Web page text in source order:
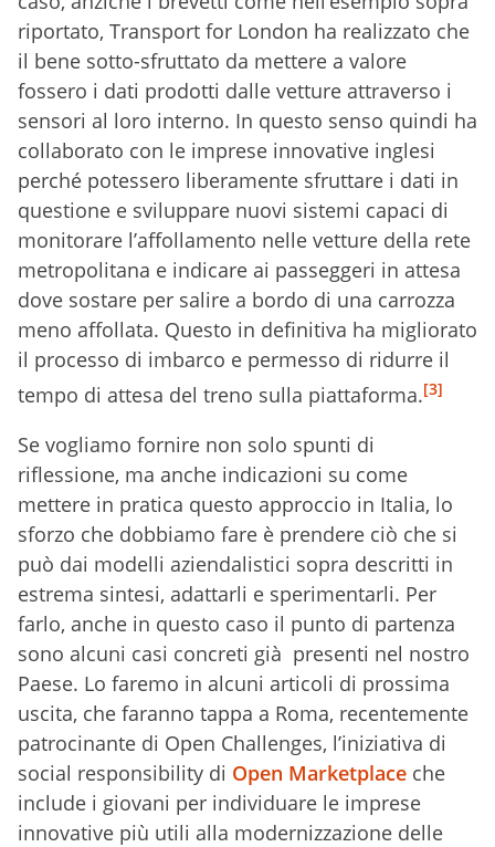
riportato, Transport for London ha realizzato che
il bene sotto-sfruttato da mettere a valore
fossero i dati prodotti dalle vetture attraverso i
sensori al loro interno. In questo senso quindi ha
collaborato con le imprese innovative inglesi
perché potessero liberamente sfruttare i dati in
questione e sviluppare nuovi sistemi capaci di
monitorare l’affollamento nelle vetture della rete
metropolitana e indicare ai passeggeri in attesa
dove sostare per salire a bordo di una carrozza
meno affollata. Questo in definitiva ha migliorato
il processo di imbarco e permesso di ridurre il
tempo di attesa del treno sulla piattaforma.[3]
Se vogliamo fornire non solo spunti di
riflessione, ma anche indicazioni su come
mettere in pratica questo approccio in Italia, lo
sforzo che dobbiamo fare è prendere ciò che si
può dai modelli aziendalistici sopra descritti in
estrema sintesi, adattarli e sperimentarli. Per
farlo, anche in questo caso il punto di partenza
sono alcuni casi concreti già presenti nel nostro
Paese. Lo faremo in alcuni articoli di prossima
uscita, che faranno tappa a Roma, recentemente
patrocinante di Open Challenges, l’iniziativa di
social responsibility di Open Marketplace che
include i giovani per individuare le imprese
innovative più utili alla modernizzazione delle